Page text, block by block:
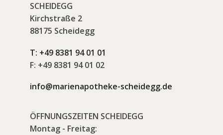
SCHEIDEGG
Kirchstraße 2
88175 Scheidegg
T: +49 8381 94 01 01
F: +49 8381 94 01 02
info@marienapotheke-scheidegg.de
ÖFFNUNGSZEITEN SCHEIDEGG
Montag - Freitag: